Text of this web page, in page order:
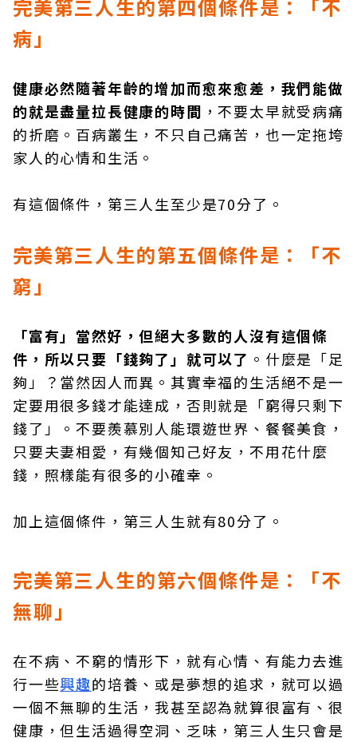
完美第三人生的第四個條件是：「不
病」
健康必然隨著年齡的增加而愈來愈差，我們能做
的就是盡量拉長健康的時間 ，不要太早就受病痛
的折磨。百病叢生，不只自己痛苦，也一定拖垮
家人的心情和生活。
有這個條件，第三人生至少是70分了。
完美第三人生的第五個條件是：「不
窮」
「富有」當然好，但絕大多數的人沒有這個條
件，所以只要「錢夠了」就可以了 。什麼是「足
夠」？當然因人而異。其實幸福的生活絕不是一
定要用很多錢才能達成，否則就是「窮得只剩下
錢了」。不要羨慕別人能環遊世界、餐餐美食，
只要夫妻相愛，有幾個知己好友，不用花什麼
錢，照樣能有很多的小確幸。
加上這個條件，第三人生就有80分了。
完美第三人生的第六個條件是：「不
無聊」
在不病、不窮的情形下，就有心情、有能力去進
行一些興趣的培養、或是夢想的追求，就可以過
一個不無聊的生活，我甚至認為就算很富有、很
健康，但生活過得空洞、乏味，第三人生只會是